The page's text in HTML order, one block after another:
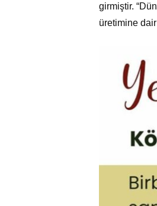
girmiştir.
üretimine